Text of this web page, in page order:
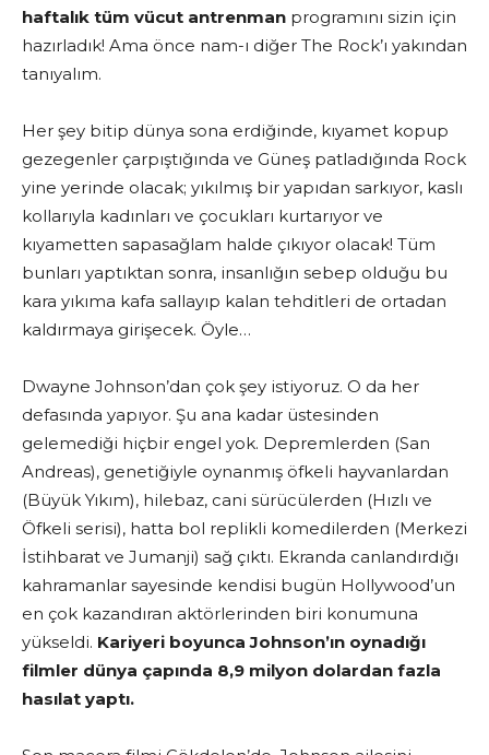
haftalık tüm vücut antrenman programını sizin için
hazırladık! Ama önce nam-ı diğer The Rock’ı yakından
tanıyalım.
Her şey bitip dünya sona erdiğinde, kıyamet kopup
gezegenler çarpıştığında ve Güneş patladığında Rock
yine yerinde olacak; yıkılmış bir yapıdan sarkıyor, kaslı
kollarıyla kadınları ve çocukları kurtarıyor ve
kıyametten sapasağlam halde çıkıyor olacak! Tüm
bunları yaptıktan sonra, insanlığın sebep olduğu bu
kara yıkıma kafa sallayıp kalan tehditleri de ortadan
kaldırmaya girişecek. Öyle…
Dwayne Johnson’dan çok şey istiyoruz. O da her
defasında yapıyor. Şu ana kadar üstesinden
gelemediği hiçbir engel yok. Depremlerden (San
Andreas), genetiğiyle oynanmış öfkeli hayvanlardan
(Büyük Yıkım), hilebaz, cani sürücülerden (Hızlı ve
Öfkeli serisi), hatta bol replikli komedilerden (Merkezi
İstihbarat ve Jumanji) sağ çıktı. Ekranda canlandırdığı
kahramanlar sayesinde kendisi bugün Hollywood’un
en çok kazandıran aktörlerinden biri konumuna
yükseldi. Kariyeri boyunca Johnson’ın oynadığı
filmler dünya çapında 8,9 milyon dolardan fazla
hasılat yaptı.